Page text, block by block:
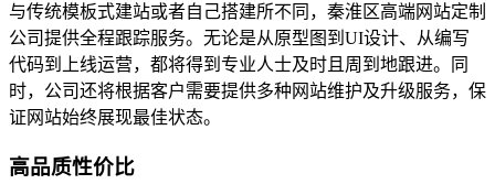
与传统模板式建站或者自己搭建所不同，秦淮区高端网站定制
公司提供全程跟踪服务。无论是从原型图到UI设计、从编写
代码到上线运营，都将得到专业人士及时且周到地跟进。同
时，公司还将根据客户需要提供多种网站维护及升级服务，保
证网站始终展现最佳状态。
高品质性价比